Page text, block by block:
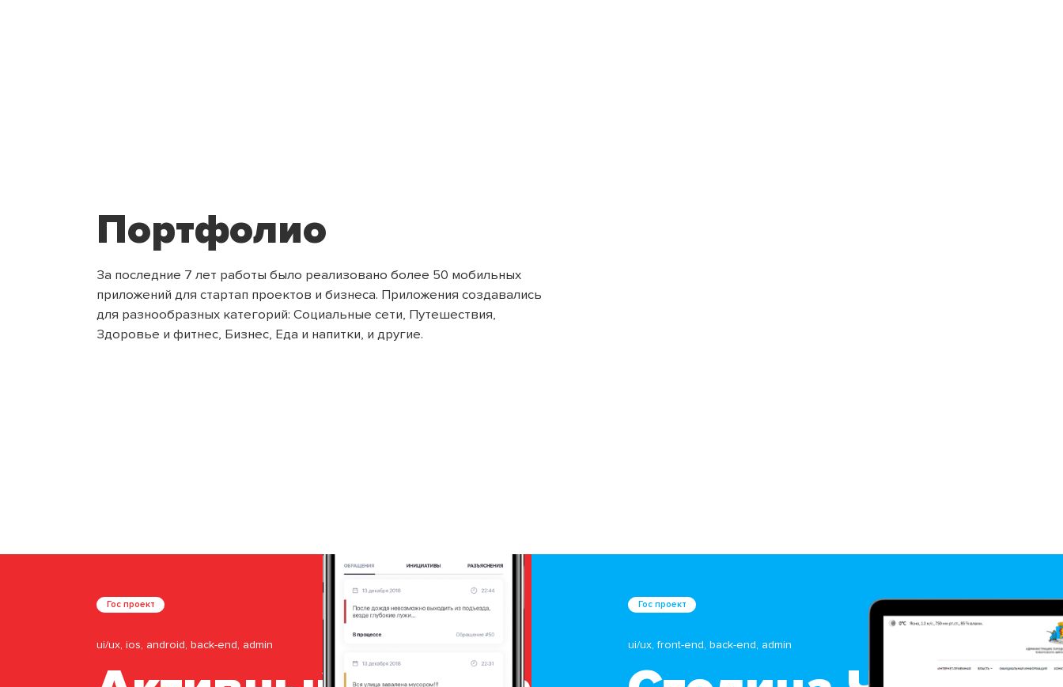
Портфолио
За последние 7 лет работы было реализовано более 50 мобильных
приложений для стартап проектов и бизнеса. Приложения создавались
для разнообразных категорий: Социальные сети, Путешествия,
Здоровье и фитнес, Бизнес, Еда и напитки, и другие.
Гос проект
ui/ux, ios, android, back-end, admin
Гос проект
ui/ux, front-end, back-end, admin